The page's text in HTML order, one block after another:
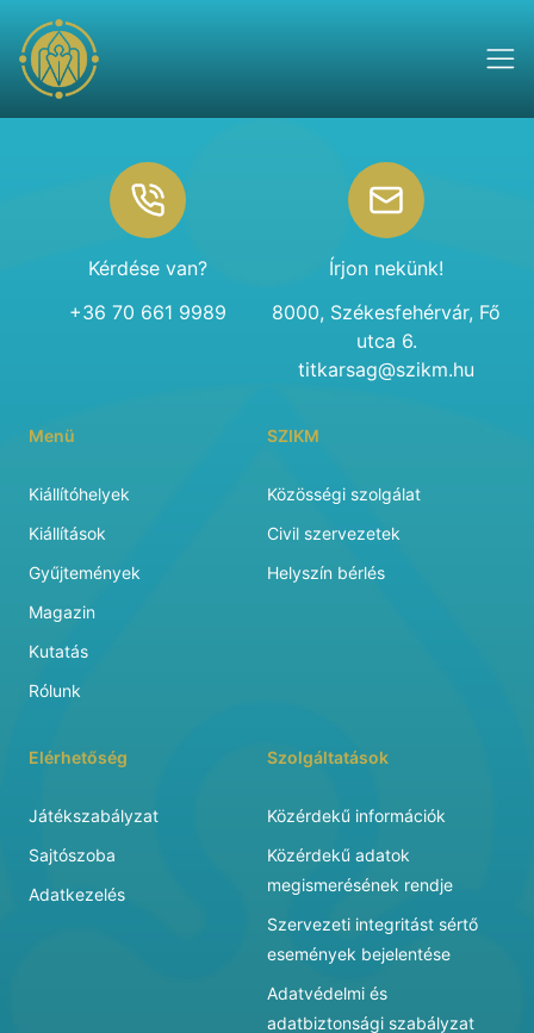
Kérdése van?
+36 70 661 9989
Írjon nekünk!
8000, Székesfehérvár, Fő
utca 6.
titkarsag@szikm.hu
Menü
Kiállítóhelyek
Kiállítások
Gyűjtemények
Magazin
Kutatás
Rólunk
SZIKM
Közösségi szolgálat
Civil szervezetek
Helyszín bérlés
Elérhetőség
Játékszabályzat
Sajtószoba
Adatkezelés
Szolgáltatások
Közérdekű információk
Közérdekű adatok
megismerésének rendje
Szervezeti integritást sértő
események bejelentése
Adatvédelmi és
adatbiztonsági szabályzat